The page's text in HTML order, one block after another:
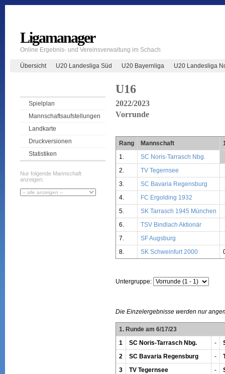
Ligamanager
Online Ergebnis- und Vereinsverwaltung im Schach
Übersicht U20 Landesliga Süd U20 Bayernliga U20 Landesliga
Spielplan
Mannschaftsaufstellungen
Landkarte
Druckversionen
Statistiken
Nur folgende Mannschaft
anzeigen:
U16
2022/2023
Vorrunde
Rang Mannschaft
1.
SC Noris-Tarrasch Nbg.
2.
TV Tegernsee
3.
SC Bavaria Regensburg
4.
FC Ergolding 1932
5.
SK Tarrasch 1945 München
6.
TSV Bindlach Aktionär
7.
SF Augsburg
8.
SK Schweinfurt 2000
Untergruppe:
Die Einzelergebnisse werden nur
1. Runde am 6/17/23
1
SC Noris-Tarrasch Nbg. -
2
SC Bavaria Regensburg -
3
TV Tegernsee -